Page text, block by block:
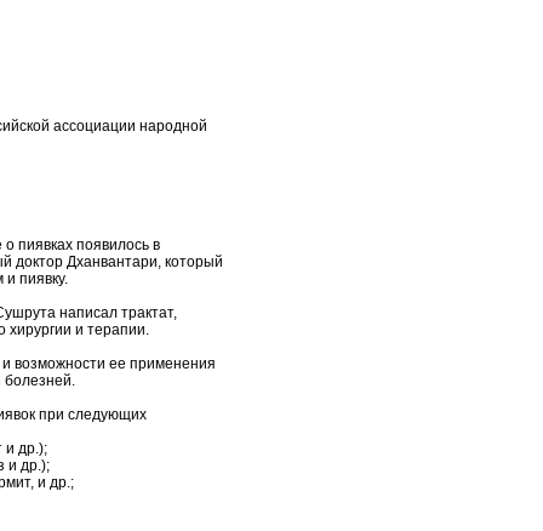
ассоциации народной
пиявках появилось в
доктор Дханвантари, который
пиявку.
написал трактат,
хирургии и терапии.
возможности ее применения
болезней.
при следующих
и др.);
и др.);
и др.;